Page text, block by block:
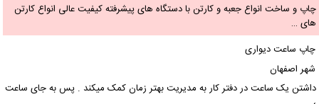
چاپ و ساخت انواع جعبه و کارتن با دستگاه های پیشرفته کیفیت عالی انواع کارتن
های …
چاپ ساعت دیواری
شهر اصفهان
داشتن یک ساعت در دفتر کار به مدیریت‌ ‌بهتر زمان کمک میکند . پس به جای ساعت